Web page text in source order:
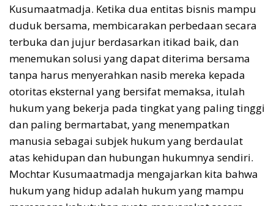
Kusumaatmadja. Ketika dua entitas bisnis mampu
duduk bersama, membicarakan perbedaan secara
terbuka dan jujur berdasarkan itikad baik, dan
menemukan solusi yang dapat diterima bersama
tanpa harus menyerahkan nasib mereka kepada
otoritas eksternal yang bersifat memaksa, itulah
hukum yang bekerja pada tingkat yang paling tinggi
dan paling bermartabat, yang menempatkan
manusia sebagai subjek hukum yang berdaulat
atas kehidupan dan hubungan hukumnya sendiri.
Mochtar Kusumaatmadja mengajarkan kita bahwa
hukum yang hidup adalah hukum yang mampu